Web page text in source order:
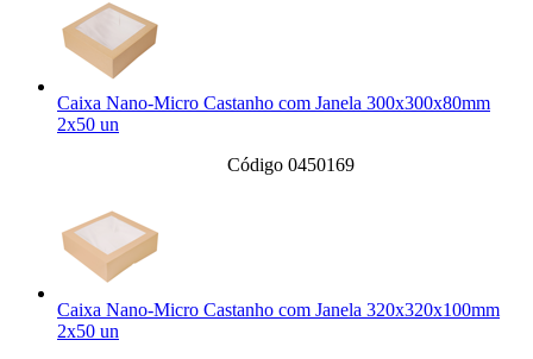
Caixa Nano-Micro Castanho com Janela 300x300x80mm
2x50 un
Código 0450169
Caixa Nano-Micro Castanho com Janela 320x320x100mm
2x50 un